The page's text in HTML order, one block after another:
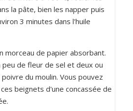
la pâte, bien les napper puis
3 minutes dans l'huile
morceau de papier absorbant.
peu de fleur de sel et deux ou
du moulin. Vous pouvez
beignets d'une concassée de